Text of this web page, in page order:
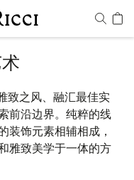
致之风、融汇最佳实
前沿边界。纯粹的线
装饰元素相辅相成，
雅致美学于一体的方